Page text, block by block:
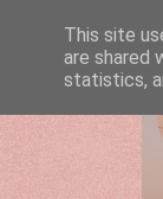
This site
are shared
statistics,